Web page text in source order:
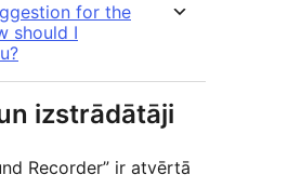
for the
should I
izstrādātāji
Recorder” ir atvērtā